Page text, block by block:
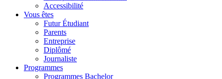
Accessibilité
Vous êtes
Futur Étudiant
Parents
Entreprise
Diplômé
Journaliste
Programmes
Programmes Bachelor